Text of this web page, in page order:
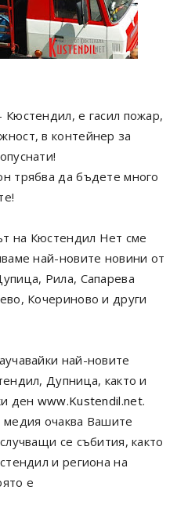
е гасил пожар,
в контейнер за
трябва да бъдете много
на Кюстендил Нет сме
най-новите новини от
Рила, Сапарева
Кочериново и други
най-новите
Дупница, както и
ден www.Kustendil.net.
медия очаква Вашите
се събития, както
и региона на
е